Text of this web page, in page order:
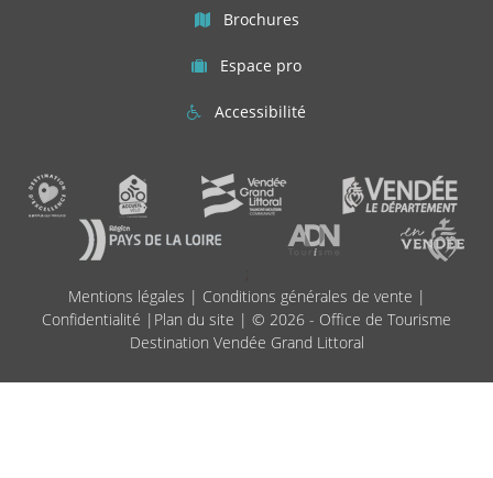
Brochures
Espace pro
Accessibilité
Mentions légales | Conditions générales de vente |
Confidentialité | Plan du site | © 2026 - Office de Tourisme
Destination Vendée Grand Littoral